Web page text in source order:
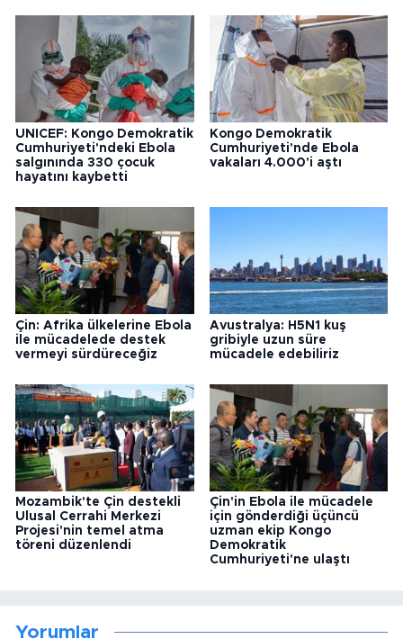
UNICEF: Kongo Demokratik
Cumhuriyeti'ndeki Ebola
salgınında 330 çocuk
hayatını kaybetti
Kongo Demokratik
Cumhuriyeti'nde Ebola
vakaları 4.000'i aştı
Çin: Afrika ülkelerine Ebola
ile mücadelede destek
vermeyi sürdüreceğiz
Avustralya: H5N1 kuş
gribiyle uzun süre
mücadele edebiliriz
Mozambik'te Çin destekli
Ulusal Cerrahi Merkezi
Projesi'nin temel atma
töreni düzenlendi
Çin'in Ebola ile mücadele
için gönderdiği üçüncü
uzman ekip Kongo
Demokratik
Cumhuriyeti'ne ulaştı
Yorumlar